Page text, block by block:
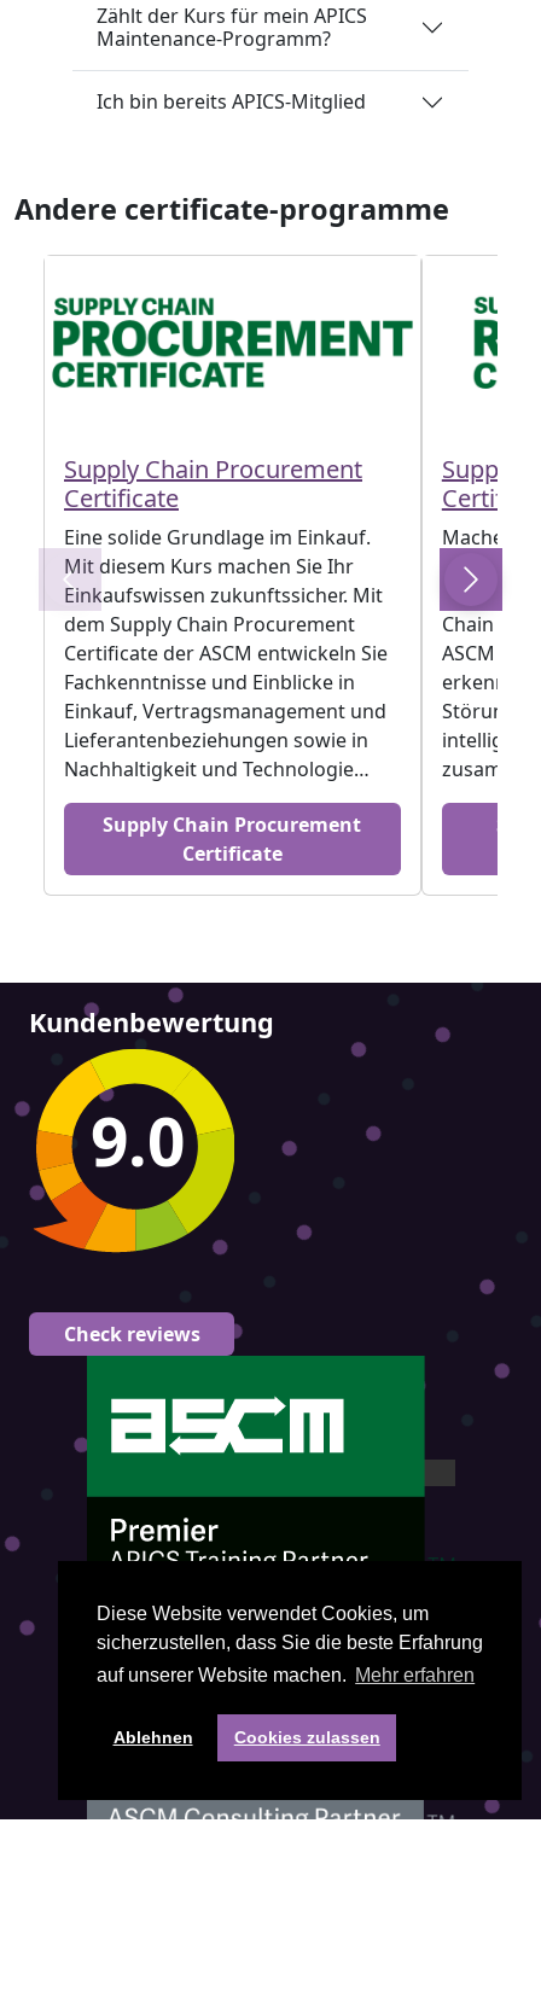
Diese Website verwendet Cookies, um
sicherzustellen, dass Sie die beste Erfahrung
auf unserer Website machen. Mehr erfahren
Ablehnen Cookies zulassen
Zählt der Kurs für mein APICS
Maintenance-Programm?
Ich bin bereits APICS-Mitglied
Andere certificate-programme
Supply Chain Procurement
Certificate
Eine solide Grundlage im Einkauf.
Mit diesem Kurs machen Sie Ihr
Einkaufswissen zukunftssicher. Mit
dem Supply Chain Procurement
Certificate der ASCM entwickeln Sie
Fachkenntnisse und Einblicke in
Einkauf, Vertragsmanagement und
Lieferantenbeziehungen sowie in
Nachhaltigkeit und Technologie…
Supply Chain Procurement
Certificate
Supply
Machen
Ihre
Chain
ASCM
Kundenbewertung
9.0
Check reviews